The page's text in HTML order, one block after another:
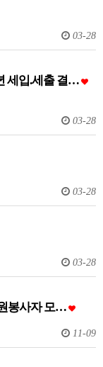
03-28
세입.세출 결…
03-28
03-28
03-28
봉사자 모…
11-09